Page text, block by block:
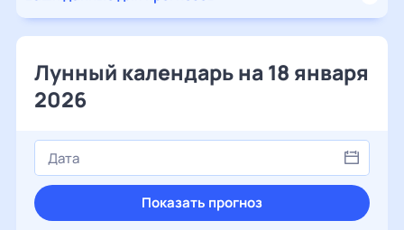
Лунный календарь на 18 января
2026
Показать прогноз